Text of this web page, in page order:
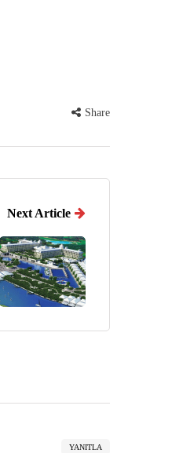
Share
Next Article
YANITLA